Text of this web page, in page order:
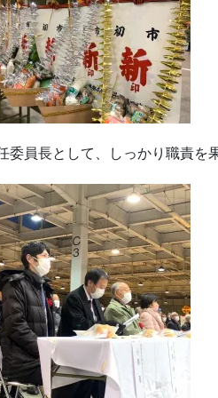
委員長として、しっかり職責を